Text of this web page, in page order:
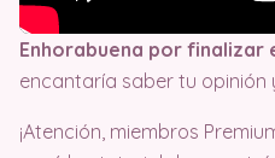
Enhorabuena por finalizar
encantaría saber tu opinión
¡Atención, miembros